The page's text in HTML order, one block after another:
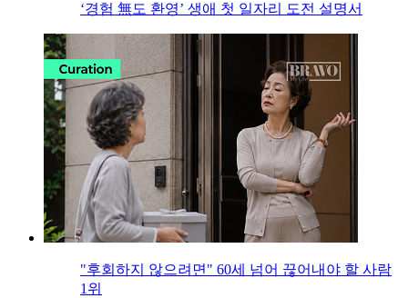
‘경험 無도 환영’ 생애 첫 일자리 도전 설명서
"후회하지 않으려면" 60세 넘어 끊어내야 할 사람
1위